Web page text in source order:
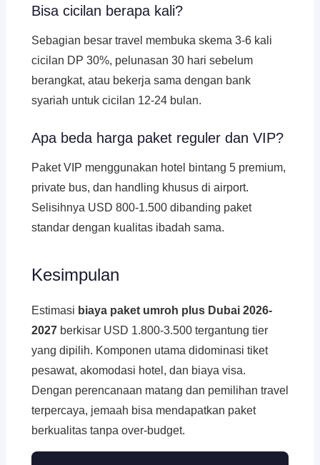
Bisa cicilan berapa kali?
Sebagian besar travel membuka skema 3-6 kali
cicilan DP 30%, pelunasan 30 hari sebelum
berangkat, atau bekerja sama dengan bank
syariah untuk cicilan 12-24 bulan.
Apa beda harga paket reguler dan VIP?
Paket VIP menggunakan hotel bintang 5 premium,
private bus, dan handling khusus di airport.
Selisihnya USD 800-1.500 dibanding paket
standar dengan kualitas ibadah sama.
Kesimpulan
Estimasi biaya paket umroh plus Dubai 2026-
2027berkisar USD 1.800-3.500 tergantung tier
yang dipilih. Komponen utama didominasi tiket
pesawat, akomodasi hotel, dan biaya visa.
Dengan perencanaan matang dan pemilihan travel
terpercaya, jemaah bisa mendapatkan paket
berkualitas tanpa over-budget.